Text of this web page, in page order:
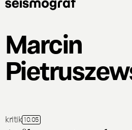
Marcin
kritik 10.05